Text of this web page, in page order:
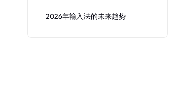
2026年输入法的未来趋势